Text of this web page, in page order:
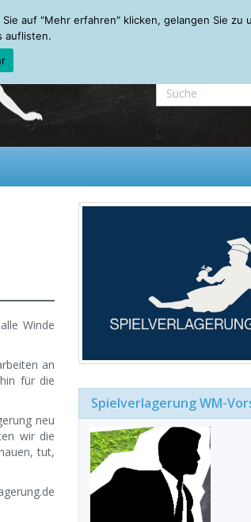
Mein Account About Autoren
Winde
an
für die
neu
wir die
tut,
Spielverlagerung WM-
auf "Mehr erfahren" klicken, gelangen Sie zu
auflisten.